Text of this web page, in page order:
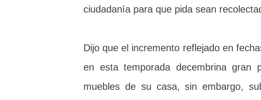
ciudadanía para que pida sean
Dijo que el incremento reflejado en
en esta temporada decembrina gran
muebles de su casa, sin embargo,